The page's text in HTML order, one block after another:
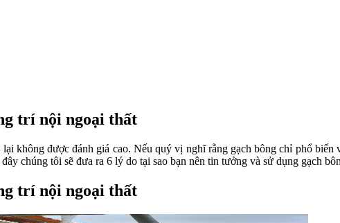
trí nội ngoại thất
không được đánh giá cao. Nếu quý vị nghĩ rằng gạch bông chỉ phổ
chúng tôi sẽ đưa ra 6 lý do tại sao bạn nên tin tưởng và sử dụng gạch
trí nội ngoại thất